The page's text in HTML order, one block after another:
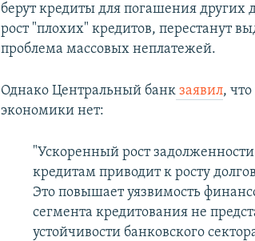
берут кредиты для погашения других
рост "плохих" кредитов, перестанут
проблема массовых неплатежей.
Однако Центральный банк заявил,
экономики нет:
"Ускоренный рост
кредитам приводит к росту
Это повышает уязвимость
сегмента кредитования не
устойчивости банковского